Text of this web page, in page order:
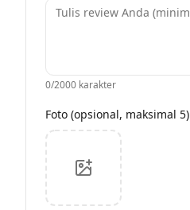
0/2000 karakter
Foto (opsional, maksimal 5)